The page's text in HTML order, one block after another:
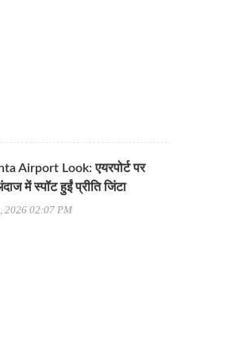
Airport Look: एयरपोर्ट पर
में स्पॉट हुईं प्रीति जिंटा
2026 02:07 PM